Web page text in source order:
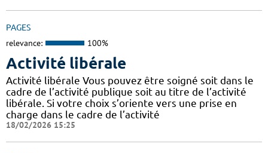
PAGES
relevance: 100%
Activité libérale
Activité libérale Vous pouvez être soigné soit dans le
cadre de l’activité publique soit au titre de l’activité
libérale. Si votre choix s’oriente vers une prise en
charge dans le cadre de l’activité
18/02/2026 15:25